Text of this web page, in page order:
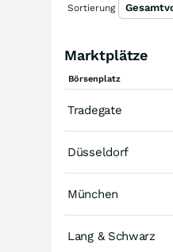
Sortierung
Marktplätze
Börsenplatz
Tradegate
Düsseldorf
München
Lang & Schwarz